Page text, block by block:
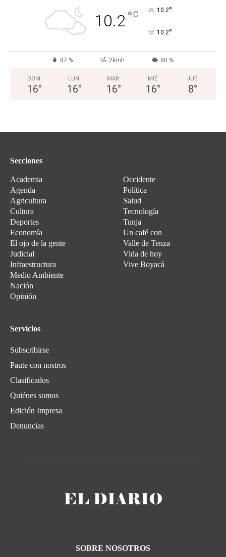
10.2°C 10.2°
10.2°
87 % 2kmh 80 %
DOM
16°
LUN
16°
MAR
16°
MIÉ
16°
JUE
8°
Secciones
Academia
Agenda
Agricultura
Cultura
Deportes
Economía
El ojo de la gente
Judicial
Infraestructura
Medio Ambiente
Nación
Opinión
Occidente
Política
Salud
Tecnología
Tunja
Un café con
Valle de Tenza
Vida de hoy
Vive Boyacá
Servicios
Subscribirse
Paute con nostros
Clasificados
Quiénes somos
Edición Impresa
Denuncias
SOBRE NOSOTROS